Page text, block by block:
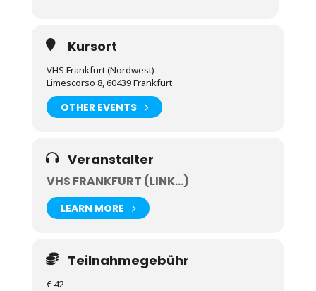
€10 zur Verfügung gestellt werden.
Kursort
VHS Frankfurt (Nordwest)
Limescorso 8, 60439 Frankfurt
OTHER EVENTS
Veranstalter
VHS FRANKFURT (LINK...)
LEARN MORE
Teilnahmegebühr
€ 42